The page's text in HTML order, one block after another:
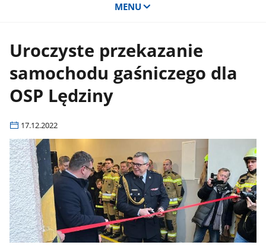
MENU
Uroczyste przekazanie
samochodu gaśniczego dla
OSP Lędziny
17.12.2022